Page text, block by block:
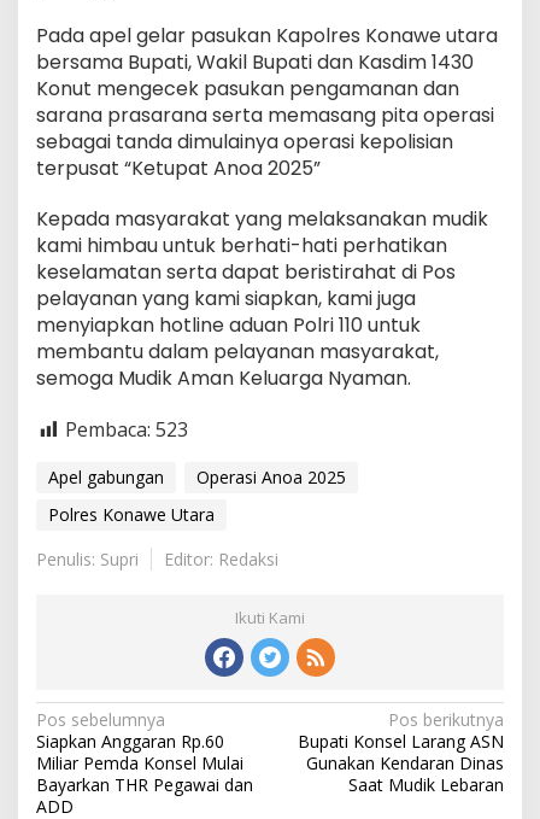
Pada apel gelar pasukan Kapolres Konawe utara
bersama Bupati, Wakil Bupati dan Kasdim 1430
Konut mengecek pasukan pengamanan dan
sarana prasarana serta memasang pita operasi
sebagai tanda dimulainya operasi kepolisian
terpusat “Ketupat Anoa 2025”
Kepada masyarakat yang melaksanakan mudik
kami himbau untuk berhati-hati perhatikan
keselamatan serta dapat beristirahat di Pos
pelayanan yang kami siapkan, kami juga
menyiapkan hotline aduan Polri 110 untuk
membantu dalam pelayanan masyarakat,
semoga Mudik Aman Keluarga Nyaman.
Pembaca: 523
Apel gabungan
Operasi Anoa 2025
Polres Konawe Utara
Penulis: Supri
Editor: Redaksi
Ikuti Kami
Navigasi
pos
Pos sebelumnya
Siapkan Anggaran Rp.60
Miliar Pemda Konsel Mulai
Bayarkan THR Pegawai dan
ADD
Pos berikutnya
Bupati Konsel Larang ASN
Gunakan Kendaran Dinas
Saat Mudik Lebaran